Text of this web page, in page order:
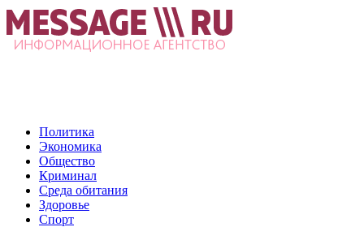
Политика
Экономика
Общество
Криминал
Среда обитания
Здоровье
Спорт